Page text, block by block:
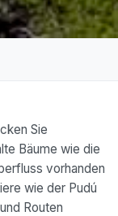
Sie
Bäume wie die
vorhanden
wie der Pudú
Routen